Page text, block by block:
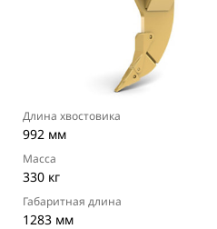
Длина хвостовика
992 мм
Масса
330 кг
Габаритная длина
1283 мм